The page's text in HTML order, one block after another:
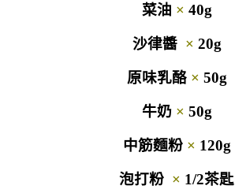
菜油 × 40g
沙律醬 × 20g
原味乳酪 × 50g
牛奶 × 50g
中筋麵粉 × 120g
泡打粉 × 1/2茶匙